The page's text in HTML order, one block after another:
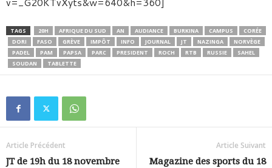
TAGS 20H AFRIQUE DU SUD AN AUDIANCE BURKINA CAMPUS
CORÉE
DORI
FASO GRÈVE IMPÔT INFO JOURNAL JT NAZINGA
NORVÈGE
PADEL
PAM PAPSA PARC PRESIDENT ROCH RTB RUSSIE
SAHEL
SOUDAN
TABLETTE
Article Précédent
JT de 19h du 18 novembre
Article Suivant
Magazine des sports du 18